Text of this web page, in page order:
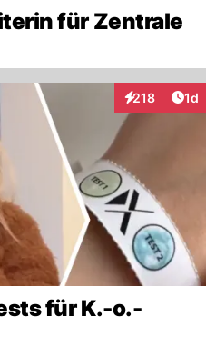
für Zentrale
218
Interaktionen
1d
für K.-o.-